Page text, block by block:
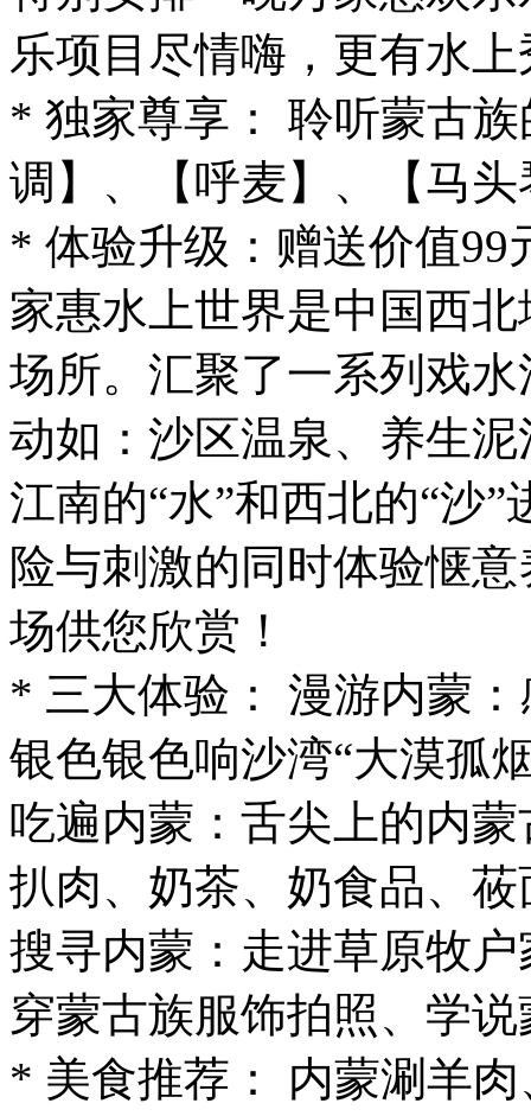
乐项目尽情嗨，更有水
* 独家尊享： 聆听蒙古
调】、【呼麦】、【马
* 体验升级：赠送价值99
家惠水上世界是中国西
场所。汇聚了一系列戏
动如：沙区温泉、养生
江南的“水”和西北的“沙
险与刺激的同时体验惬
场供您欣赏！
* 三大体验： 漫游内蒙
银色银色响沙湾“大漠孤
吃遍内蒙：舌尖上的内
扒肉、奶茶、奶食品、莜
搜寻内蒙：走进草原牧
穿蒙古族服饰拍照、学
* 美食推荐： 内蒙涮羊